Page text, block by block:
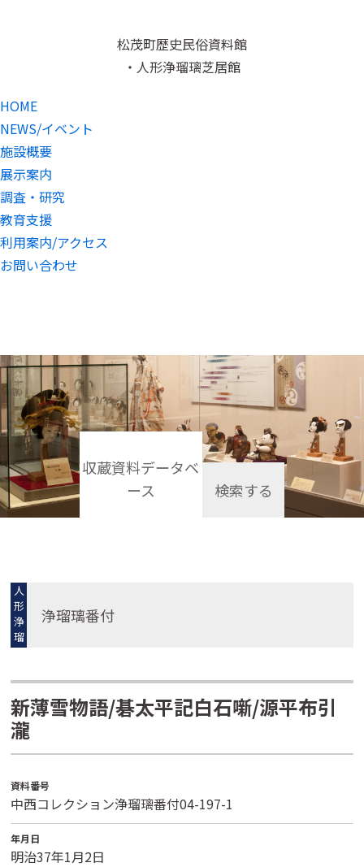
松茂町歴史民俗資料館
・人形浄瑠璃芝居館
HOME
NEWS/イベント
施設概要
展示案内
調査・研究
教育支援
利用案内/アクセス
お問い合わせ
収蔵資料データベ
ース
検索する
人
形
浄
瑠
璃
浄瑠璃番付
新薄雪物語/碁太平記白石噺/源平布引
瀧
資料番号
中西コレクション浄瑠璃番付04-197-1
年月日
明治37年1月2日